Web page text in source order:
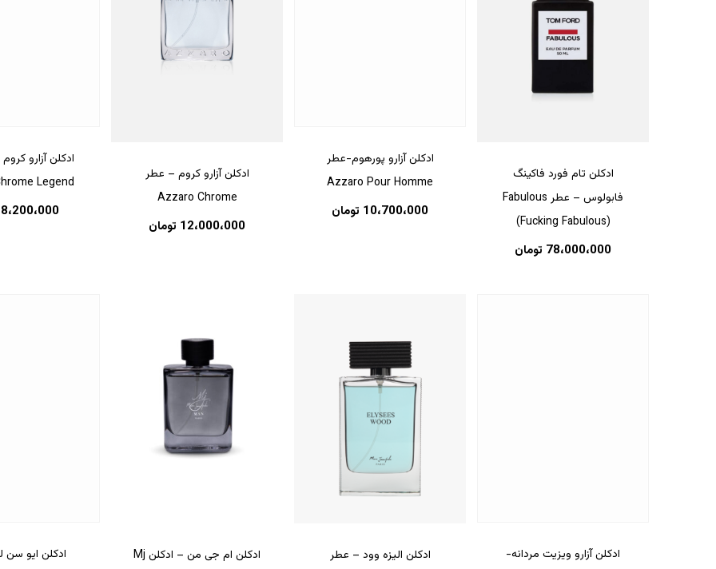
ادکلن تام فورد فاکینگ
فابولوس – عطر Fabulous
(Fucking Fabulous)
78،000،000 تومان
ادکلن آزارو پورهوم-عطر
Azzaro Pour Homme
10،700،000 تومان
ادکلن آزارو کروم – عطر
Azzaro Chrome
12،000،000 تومان
ادکلن آزارو
Legend
8،200،000
ادکلن آزارو ویزیت مردانه-
ادکلن الیزه وود – عطر
ادکلن ام جی من – ادکلن Mj
ادکلن ایو سن